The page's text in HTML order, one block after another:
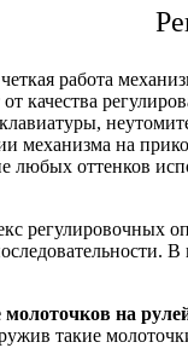
работа
качества
механизма на
любых оттенков
регулировочных
на
такие